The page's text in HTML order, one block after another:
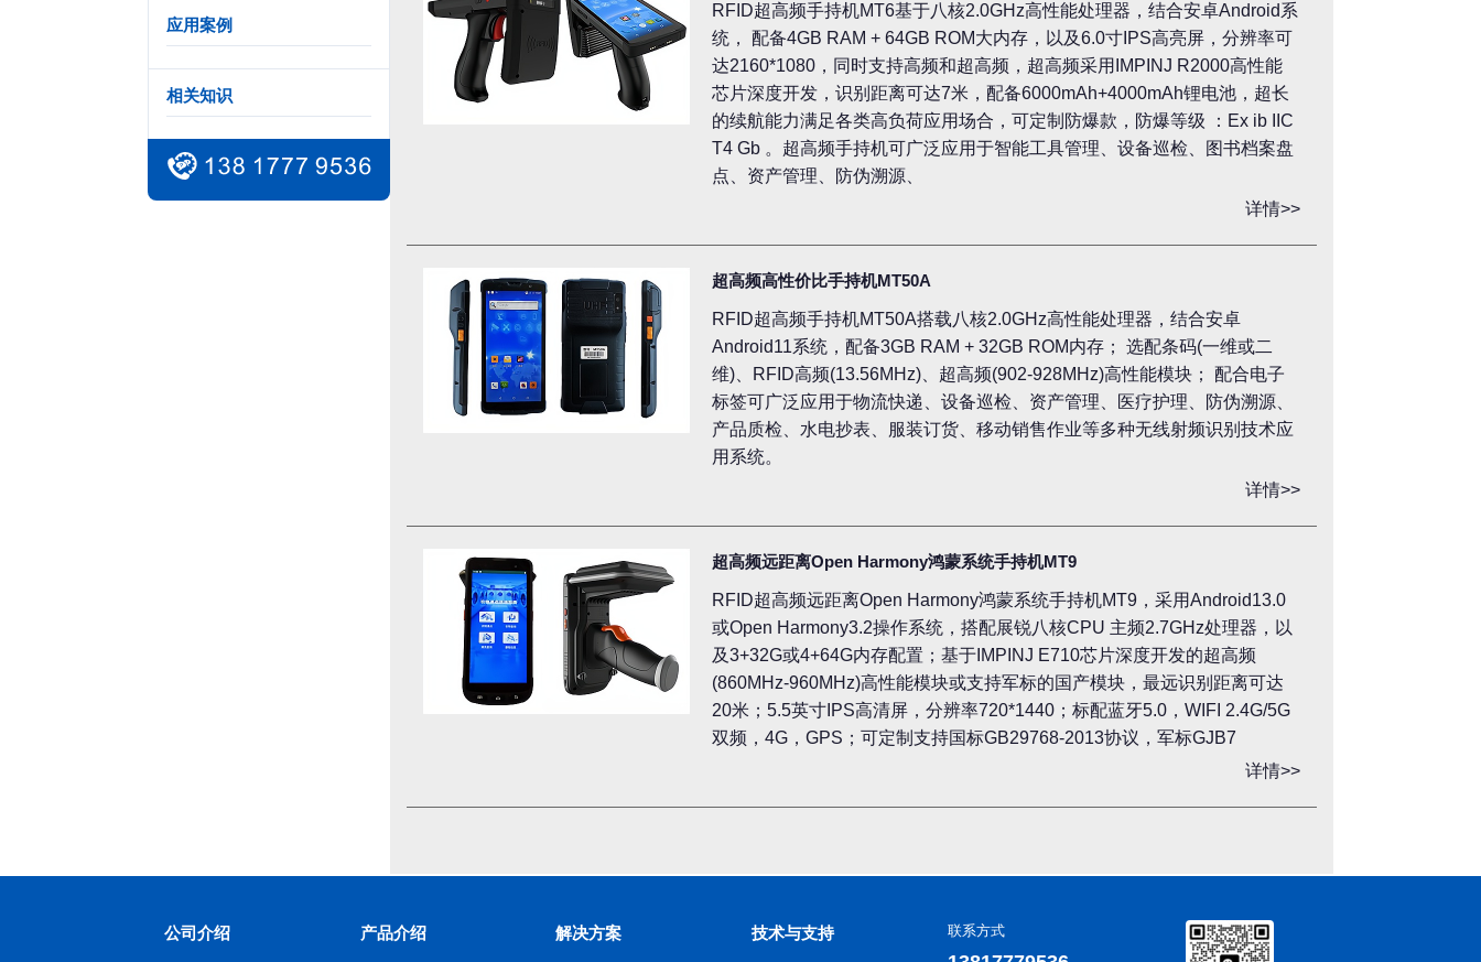
应用案例
相关知识
RFID超高频手持机MT6基于八核2.0GHz高性能处理器，结合安卓Android系
统， 配备4GB RAM + 64GB ROM大内存，以及6.0寸IPS高亮屏，分辨率可
达2160*1080，同时支持高频和超高频，超高频采用IMPINJ R2000高性能
芯片深度开发，识别距离可达7米，配备6000mAh+4000mAh锂电池，超长
的续航能力满足各类高负荷应用场合，可定制防爆款，防爆等级 ：Ex ib IIC
T4 Gb 。超高频手持机可广泛应用于智能工具管理、设备巡检、图书档案盘
点、资产管理、防伪溯源、
详情>>
超高频高性价比手持机MT50A
RFID超高频手持机MT50A搭载八核2.0GHz高性能处理器，结合安卓
Android11系统，配备3GB RAM + 32GB ROM内存； 选配条码(一维或二
维)、RFID高频(13.56MHz)、超高频(902-928MHz)高性能模块； 配合电子
标签可广泛应用于物流快递、设备巡检、资产管理、医疗护理、防伪溯源、
产品质检、水电抄表、服装订货、移动销售作业等多种无线射频识别技术应
用系统。
详情>>
超高频远距离Open Harmony鸿蒙系统手持机MT9
RFID超高频远距离Open Harmony鸿蒙系统手持机MT9，采用Android13.0
或Open Harmony3.2操作系统，搭配展锐八核CPU 主频2.7GHz处理器，以
及3+32G或4+64G内存配置；基于IMPINJ E710芯片深度开发的超高频
(860MHz-960MHz)高性能模块或支持军标的国产模块，最远识别距离可达
20米；5.5英寸IPS高清屏，分辨率720*1440；标配蓝牙5.0，WIFI 2.4G/5G
双频，4G，GPS；可定制支持国标GB29768-2013协议，军标GJB7
详情>>
公司介绍 产品介绍 解决方案 技术与支持 联系方式